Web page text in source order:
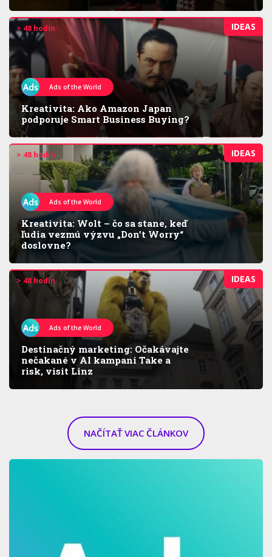
IDEAS
> 48 hodín
Ads of the World
Kreativita: Ako Amazon Japan
podporuje Smart Business Buying?
IDEAS
> 48 hodín
Ads of the World
Kreativita: Wolt – čo sa stane, keď
ľudia vezmú výzvu „Don’t Worry“
doslovne?
IDEAS
> 48 hodín
Ads of the World
Destinačný marketing: Očakávajte
nečakané v AI kampani Take a
risk, visit Linz
NAČÍTAŤ VIAC ČLÁNKOV